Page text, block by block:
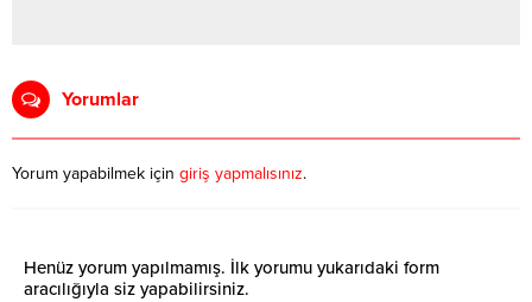
Yorumlar
Yorum yapabilmek için giriş yapmalısınız.
Henüz yorum yapılmamış. İlk yorumu yukarıdaki form
aracılığıyla siz yapabilirsiniz.